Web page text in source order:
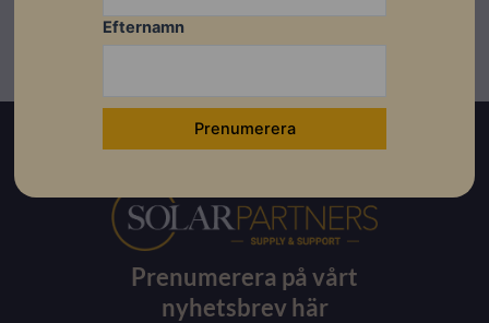
Prenumerera på vårt
nyhetsbrev här
Efternamn